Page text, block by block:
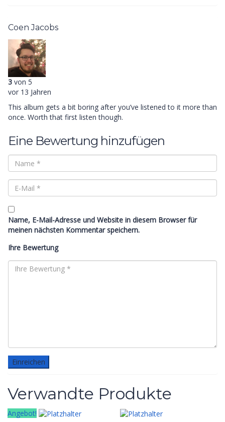
Coen Jacobs
3 von 5
vor 13 Jahren
This album gets a bit boring after you’ve listened to it more than
once. Worth that first listen though.
Eine Bewertung hinzufügen
Name, E-Mail-Adresse und Website in diesem Browser für
meinen nächsten Kommentar speichern.
Ihre Bewertung
Verwandte Produkte
Angebot!